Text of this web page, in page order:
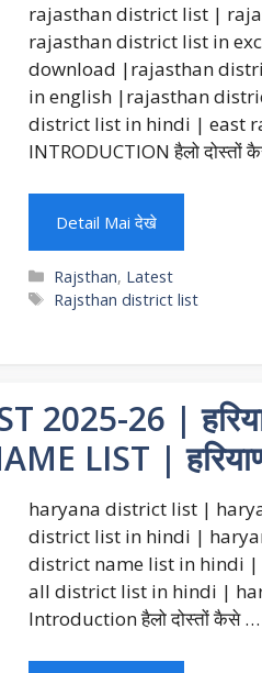
rajasthan district list |
rajasthan district list in
download |rajasthan
in english |rajasthan
district list in hindi | east
INTRODUCTION हैलो दोस्तों
Detail Mai देखे
Categories
Rajsthan, Latest
Tags
Rajsthan district list
2025-26 |
LIST |
haryana district list |
district list in hindi |
district name list in hindi
all district list in hindi |
Introduction हैलो दोस्तों कैसे …